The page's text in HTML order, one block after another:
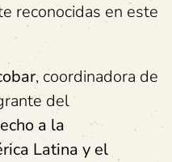
reconocidas en este
, coordinadora de
del
a la
Latina y el